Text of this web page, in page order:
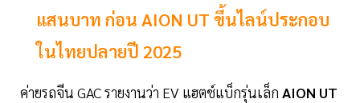
แสนบาท ก่อน AION UT ขึ้นไลน์ประกอบ
ในไทยปลายปี 2025
ค่ายรถจีน GAC รายงานว่า EV แฮตช์แบ็กรุ่นเล็ก AION UT